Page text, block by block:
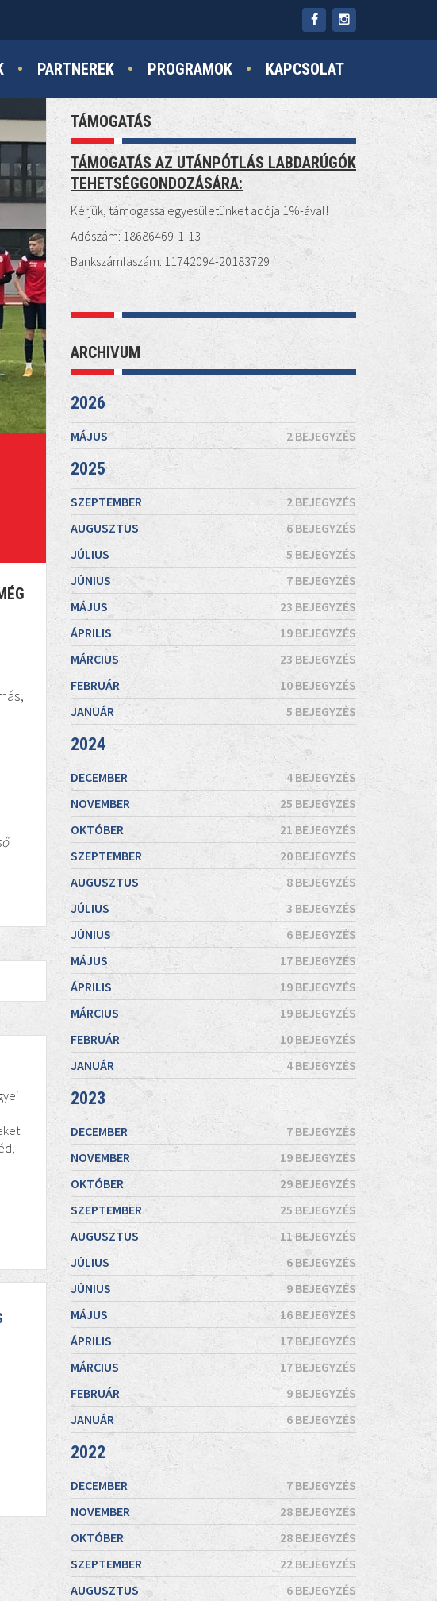
PARTNEREK PROGRAMOK KAPCSOLAT
TÁMOGATÁS
TÁMOGATÁS AZ UTÁNPÓTLÁS LABDARÚGÓK
TEHETSÉGGONDOZÁSÁRA:
Kérjük, támogassa egyesületünket adója 1%-ával!
Adószám: 18686469-1-13
Bankszámlaszám: 11742094-20183729
ARCHIVUM
2026
MÁJUS 2 BEJEGYZÉS
2025
SZEPTEMBER
2 BEJEGYZÉS
AUGUSZTUS
6 BEJEGYZÉS
JÚLIUS
5 BEJEGYZÉS
JÚNIUS
7 BEJEGYZÉS
MÁJUS
23 BEJEGYZÉS
ÁPRILIS
19 BEJEGYZÉS
MÁRCIUS
23 BEJEGYZÉS
FEBRUÁR
10 BEJEGYZÉS
JANUÁR
5 BEJEGYZÉS
2024
DECEMBER
4 BEJEGYZÉS
NOVEMBER
25 BEJEGYZÉS
OKTÓBER
21 BEJEGYZÉS
SZEPTEMBER
20 BEJEGYZÉS
AUGUSZTUS
8 BEJEGYZÉS
JÚLIUS
3 BEJEGYZÉS
JÚNIUS
6 BEJEGYZÉS
MÁJUS
17 BEJEGYZÉS
ÁPRILIS
19 BEJEGYZÉS
MÁRCIUS
19 BEJEGYZÉS
FEBRUÁR
10 BEJEGYZÉS
JANUÁR
4 BEJEGYZÉS
2023
DECEMBER
7 BEJEGYZÉS
NOVEMBER
19 BEJEGYZÉS
OKTÓBER
29 BEJEGYZÉS
SZEPTEMBER
25 BEJEGYZÉS
AUGUSZTUS
11 BEJEGYZÉS
JÚLIUS
6 BEJEGYZÉS
JÚNIUS
9 BEJEGYZÉS
MÁJUS
16 BEJEGYZÉS
ÁPRILIS
17 BEJEGYZÉS
MÁRCIUS
17 BEJEGYZÉS
FEBRUÁR
9 BEJEGYZÉS
JANUÁR
6 BEJEGYZÉS
2022
DECEMBER
7 BEJEGYZÉS
NOVEMBER
28 BEJEGYZÉS
OKTÓBER
28 BEJEGYZÉS
SZEPTEMBER
22 BEJEGYZÉS
AUGUSZTUS
6 BEJEGYZÉS